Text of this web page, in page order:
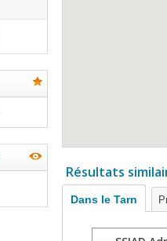
Résultats
Dans le Tarn